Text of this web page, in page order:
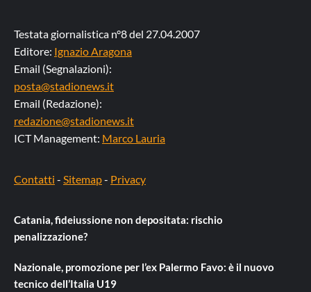
Testata giornalistica n°8 del 27.04.2007
Editore: Ignazio Aragona
Email (Segnalazioni):
posta@stadionews.it
Email (Redazione):
redazione@stadionews.it
ICT Management: Marco Lauria
Contatti - Sitemap- Privacy
Catania, fideiussione non depositata: rischio
penalizzazione?
Nazionale, promozione per l’ex Palermo Favo: è il nuovo
tecnico dell’Italia U19